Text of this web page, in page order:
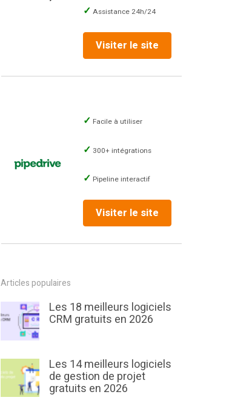
Assistance 24h/24
Visiter le site
Facile à utiliser
300+ intégrations
Pipeline interactif
Visiter le site
Articles populaires
Les 18 meilleurs logiciels
CRM gratuits en 2026
Les 14 meilleurs logiciels
de gestion de projet
gratuits en 2026